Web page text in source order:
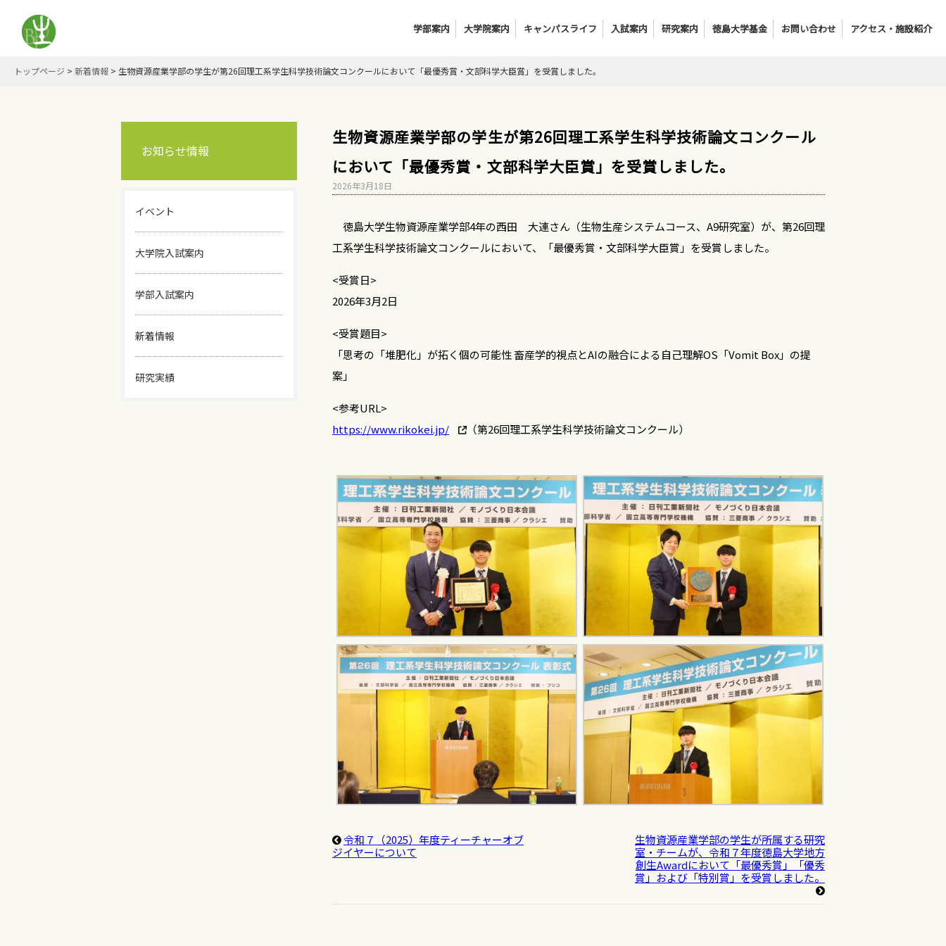
学部案内 大学院案内 キャンパスライフ 入試案内 研究案内 徳島大学基金 お問い合わせ アクセス・施設紹介
トップページ > 新着情報 > 生物資源産業学部の学生が第26回理工系学生科学技術論文コンクールにおいて「最優秀賞・文部科学大臣賞」を受賞しました。
生物資源産業学部の学生が第26回理工系学生科学技術論文コンクール
において「最優秀賞・文部科学大臣賞」を受賞しました。
2026年3月18日
徳島大学生物資源産業学部4年の西田 大連さん（生物生産システムコース、A9研究室）が、第26回理
工系学生科学技術論文コンクールにおいて、「最優秀賞・文部科学大臣賞」を受賞しました。
<受賞日>
2026年3月2日
<受賞題目>
「思考の「堆肥化」が拓く個の可能性 畜産学的視点とAIの融合による自己理解OS「Vomit Box」の提
案」
<参考URL>
https://www.rikokei.jp/
（第26回理工系学生科学技術論文コンクール）
令和７（2025）年度ティーチャーオブ
ジイヤーについて
生物資源産業学部の学生が所属する研究
室・チームが、令和７年度徳島大学地方
創生Awardにおいて「最優秀賞」「優秀
賞」および「特別賞」を受賞しました。
お知らせ情報
イベント
大学院入試案内
学部入試案内
新着情報
研究実績